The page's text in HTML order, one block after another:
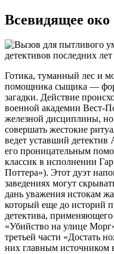
Всевидящее око
Готика, туманный лес и
помощника сыщика —
загадки. Действие
военной академии Вест-
железной дисциплины, но
совершать жестокие
ведет уставший
его проницательным
классик в исполнении
Поттера»). Этот дуэт
заведениях могут
дань уважения истокам
который еще до историй
детектива, применяющего
«Убийство на улице
третьей части «Достать
них главным источником